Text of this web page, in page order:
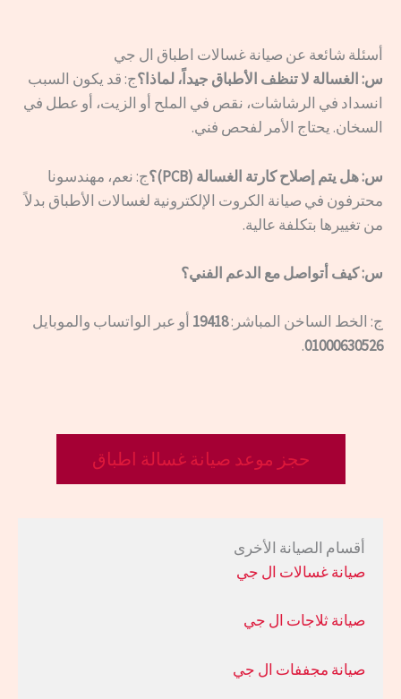
أسئلة شائعة عن صيانة غسالات اطباق ال جي
س: الغسالة لا تنظف الأطباق جيداً، لماذا؟ج: قد يكون السبب
انسداد في الرشاشات، نقص في الملح أو الزيت، أو عطل في
السخان. يحتاج الأمر لفحص فني.
س: هل يتم إصلاح كارتة الغسالة (PCB)؟
ج: نعم، مهندسونا
محترفون في صيانة الكروت الإلكترونية لغسالات الأطباق بدلاً
من تغييرها بتكلفة عالية.
س: كيف أتواصل مع الدعم الفني؟
ج: الخط الساخن المباشر:19418 أو عبر الواتساب والموبايل
01000630526
.
حجز موعد صيانة غسالة اطباق
أقسام الصيانة الأخرى
صيانة غسالات ال جي
صيانة ثلاجات ال جي
صيانة مجففات ال جي